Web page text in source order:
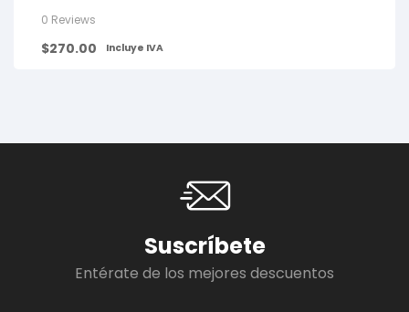
0 Reviews
$270.00 Incluye IVA
Suscríbete
Entérate de los mejores descuentos